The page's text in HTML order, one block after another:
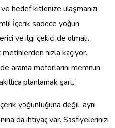
hedef kitlenize ulaşmanızı
İçerik sadece yoğun
ve ilgi çekici de olmalı.
metinlerden hızla kaçıyor.
arama motorlarını memnun
planlamak şart.
yoğunluğuna değil, aynı
da ihtiyaç var. Sasfiyelerinizi